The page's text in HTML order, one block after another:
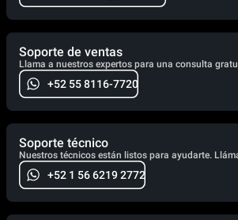
Soporte de ventas
Llama a nuestros expertos para una consulta
+52 55 8116-7720
Soporte técnico
Nuestros técnicos están listos para ayudarte.
+52 1 56 6219 2772